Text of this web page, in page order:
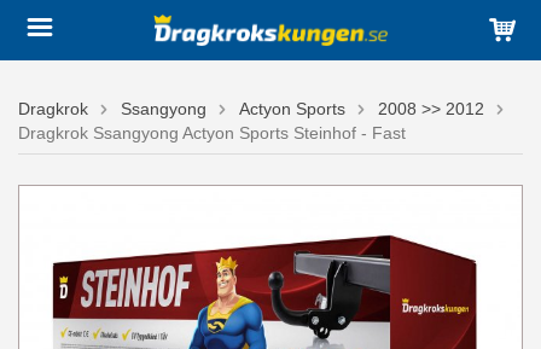
Dragkrok Ssangyong Actyon Sports
2008 >> 2012
Dragkrok Ssangyong Actyon Sports Steinhof - Fast